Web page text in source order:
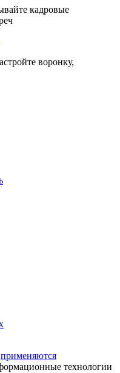
кадровые
воронку,
применяются
технологии